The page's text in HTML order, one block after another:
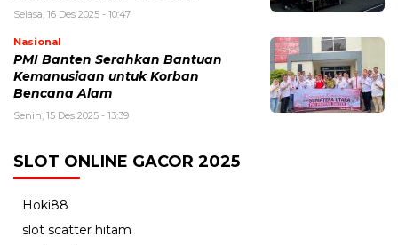
Selasa, 16 Des 2025 - 10:47
Nasional
PMI Banten Serahkan Bantuan
Kemanusiaan untuk Korban
Bencana Alam
Senin, 15 Des 2025 - 13:39
SLOT ONLINE GACOR 2025
Hoki88
slot scatter hitam